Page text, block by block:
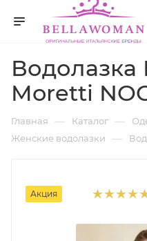
Водолазка
Moretti
Главная — Каталог —
Женские водолазки —
Акция